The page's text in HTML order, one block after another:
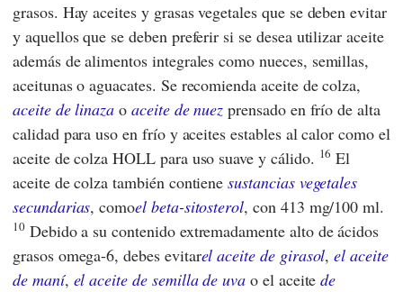
grasos. Hay aceites y grasas vegetales que se deben evitar
y aquellos que se deben preferir si se desea utilizar aceite
además de alimentos integrales como nueces, semillas,
aceitunas o aguacates. Se recomienda aceite de colza,
aceite de linaza o aceite de nuez prensado en frío de alta
calidad para uso en frío y aceites estables al calor como el
aceite de colza HOLL para uso suave y cálido. 16 El
aceite de colza también contienesustancias vegetales
secundarias, comoel beta-sitosterol, con 413 mg/100 ml.
10Debido a su contenido extremadamente alto de ácidos
grasos omega-6, debes evitarel aceite de girasol,el aceite
de maní, el aceite de semilla de uva o el aceitede